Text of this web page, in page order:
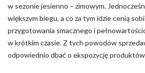
w sezonie jesienno – zimowym.
większym biegu, a co za tym idzie cenią
przygotowania smacznego i
w krótkim czasie. Z tych powodów
odpowiednio dbać o ekspozycję
Nieklasyfikowane
Nieklasyfikowane pliki cookie, to pliki,
klasyfikowania, wraz z dostawcami